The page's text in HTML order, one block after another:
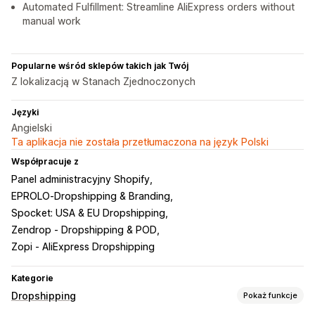
Automated Fulfillment: Streamline AliExpress orders without
manual work
Popularne wśród sklepów takich jak Twój
Z lokalizacją w Stanach Zjednoczonych
Języki
Angielski
Ta aplikacja nie została przetłumaczona na język Polski
Współpracuje z
Panel administracyjny Shopify
EPROLO‑Dropshipping & Branding
Spocket: USA & EU Dropshipping
Zendrop ‑ Dropshipping & POD
Zopi ‑ AliExpress Dropshipping
Kategorie
Dropshipping Pokaż funkcje